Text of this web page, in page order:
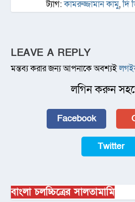
ট্যাগ:কামরুজ্জামান কামু,দি
LEAVE A REPLY
মন্তব্য করার জন্য আপনাকে অবশ্যই
লগিন করুন
Facebook
Twitter
বাংলা চলচ্চিত্রের সালতামামি